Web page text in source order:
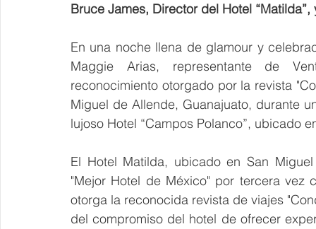
Bruce James, Director del Hotel
En una noche llena de glamour y
Maggie Arias, representante de
reconocimiento otorgado por la revista
Miguel de Allende, Guanajuato, durante
lujoso Hotel “Campos Polanco”, ubicado
El Hotel Matilda, ubicado en San
"Mejor Hotel de México" por tercera vez
otorga la reconocida revista de viajes
del compromiso del hotel de ofrecer